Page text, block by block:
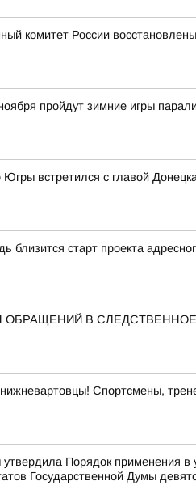
комитет России
пройдут зимние игры
встретился с главой Донецка
близится старт проекта
В
Спортсмены,
Порядок применения в
Государственной Думы